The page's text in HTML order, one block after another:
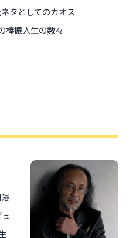
タとしてのカオス
棒振人生の数々